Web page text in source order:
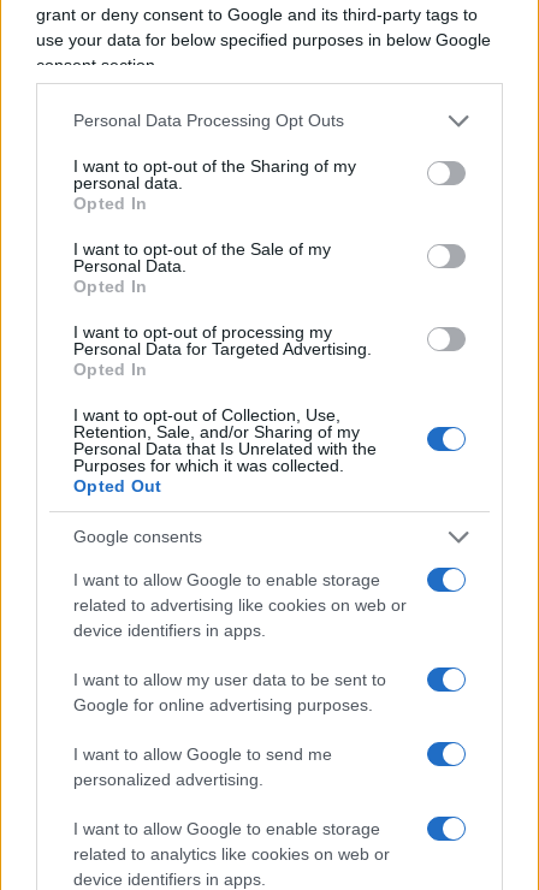
grant or deny consent to Google and its third-party tags to
use your data for below specified purposes in below Google
consent section.
Personal Data Processing Opt Outs
I want to opt-out of the Sharing of my
personal data.
Opted In
I want to opt-out of the Sale of my
Personal Data.
Opted In
I want to opt-out of processing my
Personal Data for Targeted Advertising.
Opted In
I want to opt-out of Collection, Use,
Retention, Sale, and/or Sharing of my
Personal Data that Is Unrelated with the
Purposes for which it was collected.
Opted Out
Google consents
I want to allow Google to enable storage
related to advertising like cookies on web or
device identifiers in apps.
I want to allow my user data to be sent to
Google for online advertising purposes.
I want to allow Google to send me
personalized advertising.
I want to allow Google to enable storage
related to analytics like cookies on web or
device identifiers in apps.
Vignetta del 07/08/2026
Vai all'archivio delle vignette
Corte dei conti, la riforma a
metà: si poteva fare di più
Chi firma non deve avere paura, chi paga le tasse
nemmeno. La magistratura contabile non deve
solo punire, ma aiutare la buona
amministrazione
Luigi Bisignani